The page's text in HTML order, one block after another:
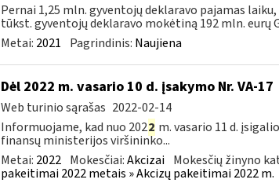
Pernai 1,25 mln. gyventojų deklaravo pajamas
tūkst. gyventojų deklaravo mokėtiną 192 mln. eurų
Metai: 2021 Pagrindinis: Naujiena
Dėl 2022 m. vasario 10 d. įsakymo Nr. VA-17
Web turinio sąrašas 2022-02-14
Informuojame, kad nuo 2022 m. vasario 11 d.
finansų ministerijos viršininko...
Metai: 2022 Mokesčiai:Akcizai Mokesčių žinyno
pakeitimai 2022 metais » Akcizų pakeitimai 2022 m.